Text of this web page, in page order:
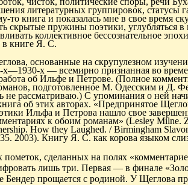
литературных группировок, статусы
то книга и показалась мне в свое время
скрытые пружины поэтики, углубляться
коллективное бессознательное
в книге Я. С.
основанные на скрупулезном
х—1930-х — всемирно признанная во
об Ильфе и Петрове. (Полное
подготовленное М. Одесским и Д.
не рассматриваю.) С упоминания о ней
об этих авторах. «Предпринятое
Ильфа и Петрова нашло свое
к обоим романам» (Lesley Milne.
How they Laughed. / Birmingham
2003). Книгу Я. С. как корова языком
пометок, сделанных на полях
лишь три. Первая — в финале
Бендер прощается с родиной. У Щеглова